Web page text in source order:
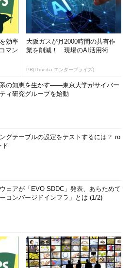
効率
マン
大阪ガスが月2000時間の共有作
業を削減！ 現場のAI活用術
PR(ITmedia エンタープライズ)
の知恵を生かす――東京大学がサイバー
ィ研究グループを始動
グテーブルの設定をテストするには？ ro
ド
ェアが「EVO SDDC」発表、あらためて
ーコンバージドインフラ」とは (1/2)